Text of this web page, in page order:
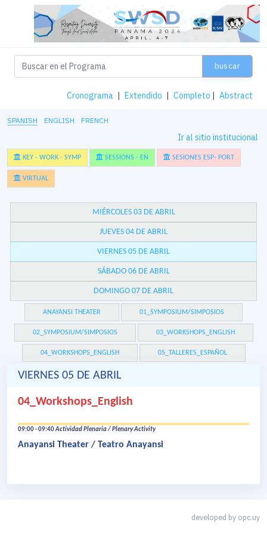
buscar
Cronograma | Extendido | Completo | Abstract
SPANISH ENGLISH FRENCH
Ir al sitio institucional
KEY - WORK - SYMP SESSIONS - EN SESIONES ESP- PORT
VIRTUAL
MIÉRCOLES 03 DE ABRIL
JUEVES 04 DE ABRIL
VIERNES 05 DE ABRIL
SÁBADO 06 DE ABRIL
DOMINGO 07 DE ABRIL
ANAYANSI THEATER 01_SYMPOSIUM/SIMPOSIOS
02_SYMPOSIUM/SIMPOSIOS 03_WORKSHOPS_ENGLISH
04_WORKSHOPS_ENGLISH 05_TALLERES_ESPAÑOL
VIERNES 05 DE ABRIL
04_Workshops_English
09:00 - 09:40Actividad Plenaria / Plenary Activity
Anayansi Theater / Teatro Anayansi
developed by opc.uy